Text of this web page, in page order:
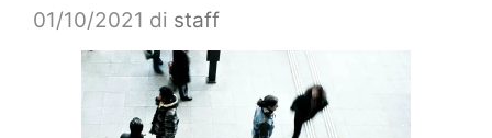
01/10/2021 di staff